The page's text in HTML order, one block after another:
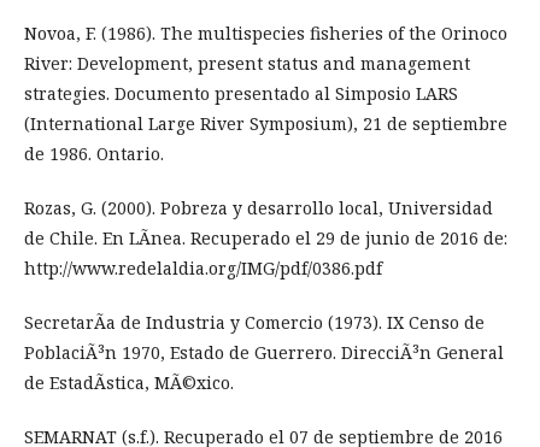
Novoa, F. (1986). The multispecies fisheries of the Orinoco
River: Development, present status and management
strategies. Documento presentado al Simposio LARS
(International Large River Symposium), 21 de septiembre
de 1986. Ontario.
Rozas, G. (2000). Pobreza y desarrollo local, Universidad
de Chile. En LÃ­nea. Recuperado el 29 de junio de 2016 de:
http://www.redelaldia.org/IMG/pdf/0386.pdf
SecretarÃ­a de Industria y Comercio (1973). IX Censo de
PoblaciÃ³n 1970, Estado de Guerrero. DirecciÃ³n General
de EstadÃ­stica, MÃ©xico.
SEMARNAT (s.f.). Recuperado el 07 de septiembre de 2016